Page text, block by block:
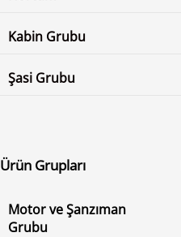
Kabin Grubu
Şasi Grubu
Ürün Grupları
Motor ve Şanzıman
Grubu